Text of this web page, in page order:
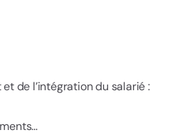
de l’intégration du salarié :